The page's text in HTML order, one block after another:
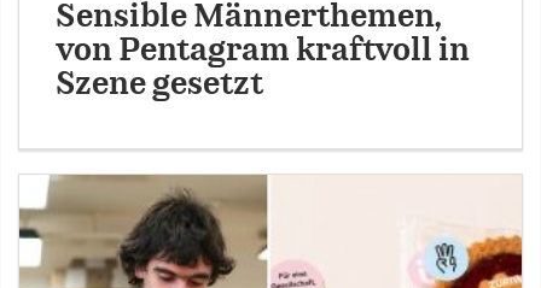
Sensible Männerthemen,
von Pentagram kraftvoll in
Szene gesetzt